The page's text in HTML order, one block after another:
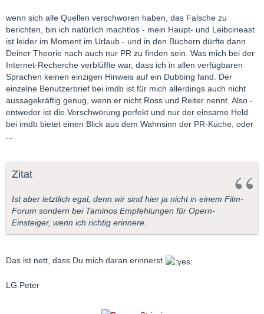
wenn sich alle Quellen verschworen haben, das Falsche zu
berichten, bin ich natürlich machtlos - mein Haupt- und Leibcineast
ist leider im Moment im Urlaub - und in den Büchern dürfte dann
Deiner Theorie nach auch nur PR zu finden sein. Was mich bei der
Internet-Recherche verblüffte war, dass ich in allen verfügbaren
Sprachen keinen einzigen Hinweis auf ein Dubbing fand. Der
einzelne Benutzerbrief bei imdb ist für mich allerdings auch nicht
aussagekräftig genug, wenn er nicht Ross und Reiter nennt. Also -
entweder ist die Verschwörung perfekt und nur der einsame Held
bei imdb bietet einen Blick aus dem Wahnsinn der PR-Küche, oder
...
Zitat
Ist aber letztlich egal, denn wir sind hier ja nicht in einem Film-
Forum sondern bei Taminos Empfehlungen für Opern-
Einsteiger, wenn ich richtig erinnere.
Das ist nett, dass Du mich daran erinnerst
LG Peter